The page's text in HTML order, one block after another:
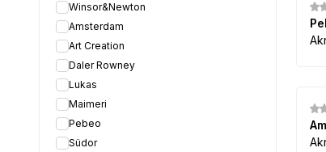
Winsor&Newton
Amsterdam
Art Creation
Daler Rowney
Lukas
Maimeri
Pebeo
Südor